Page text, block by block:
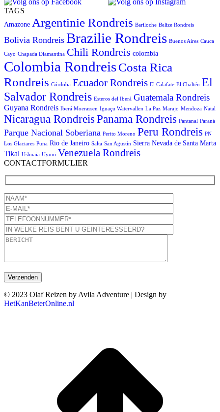
TAGS
Amazone Argentinie Rondreis Bariloche Belize Rondreis
Bolivia Rondreis Brazilie Rondreis Buenos Aires Cauca
Cayo Chapada Diamantina Chili Rondreis colombia
Colombia RondreisCosta Rica
Rondreis Córdoba Ecuador Rondreis El Calafate El Chaltén El
Salvador Rondreis Esteros del Iberá Guatemala Rondreis
Guyana Rondreis Iberá Moerassen Iguaçu Watervallen La Paz Marajo Mendoza Natal
Nicaragua Rondreis Panama Rondreis Pantanal Paraná
Parque Nacional Soberiana Perito Moreno Peru Rondreis PN
Los Glaciares Puna Rio de Janeiro Salta San Agustín Sierra Nevada de Santa Marta
Tikal Ushuaia Uyuni Venezuela Rondreis
CONTACTFORMULIER
© 2023 Olaf Reizen by Avila Adventure | Design by
HetKanBeterOnline.nl